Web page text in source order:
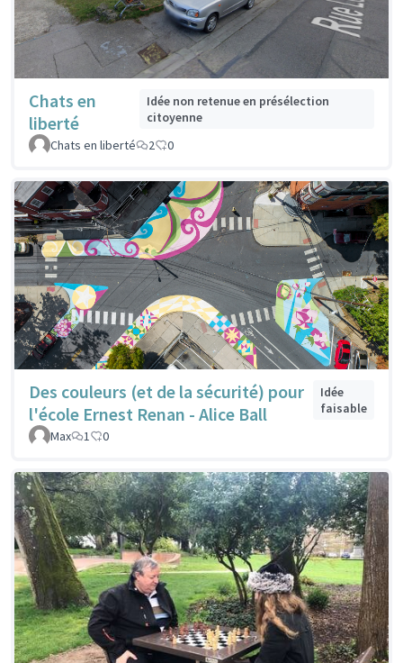
Chats en
liberté
Idée non retenue en présélection
citoyenne
Chats en liberté
2 0
Des couleurs (et de la sécurité) pour
l'école Ernest Renan - Alice Ball
Idée
faisable
Max
1 0